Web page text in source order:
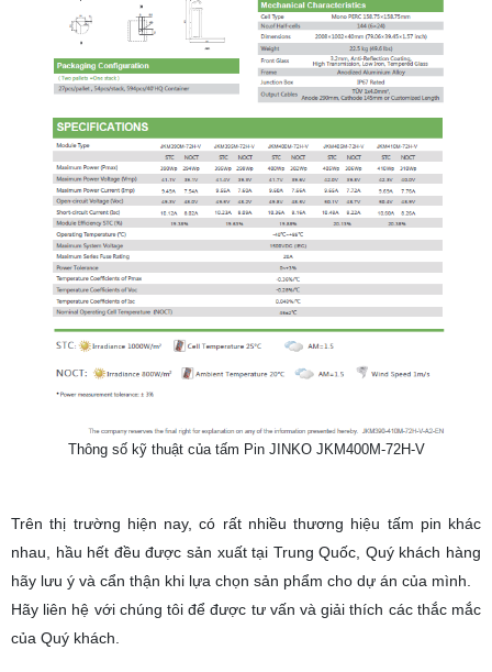
Thông số kỹ thuật của tấm Pin JINKO JKM400M-72H-V
Trên thị trường hiện nay, có rất nhiều thương hiệu tấm pin khác
nhau, hầu hết đều được sản xuất tại Trung Quốc, Quý khách hàng
hãy lưu ý và cẩn thận khi lựa chọn sản phẩm cho dự án của mình.
Hãy liên hệ với chúng tôi để được tư vấn và giải thích các thắc mắc
của Quý khách.